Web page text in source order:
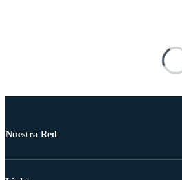
Nuestra Red